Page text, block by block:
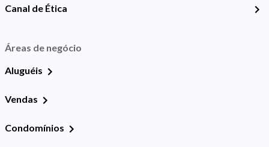
Canal de Ética
Áreas de negócio
Aluguéis
Vendas
Condomínios